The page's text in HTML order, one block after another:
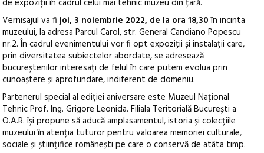
de expoziții în cadrul celui mai tehnic muzeu din țară.
Vernisajul va fijoi, 3 noiembrie 2022, de la ora 18,30în incinta
muzeului, la adresa Parcul Carol, str. General Candiano Popescu
nr.2. În cadrul evenimentului vor fi opt expoziții și instalații care,
prin diversitatea subiectelor abordate, se adresează
bucureștenilor interesați de felul în care putem evolua prin
cunoaștere și aprofundare, indiferent de domeniu.
Partenerul special al ediției aniversare este Muzeul Național
Tehnic Prof. Ing. Grigore Leonida. Filiala Teritorială București a
O.A.R. își propune să aducă amplasamentul, istoria și colecțiile
muzeului în atenția tuturor pentru valoarea memoriei culturale,
sociale și științifice românești pe care o conservă de atâta timp.